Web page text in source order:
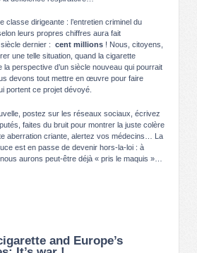
classe dirigeante : l’entretien criminel du
leurs propres chiffres aura fait
dernier : cent millions ! Nous, citoyens,
une telle situation, quand la cigarette
la perspective d’un siècle nouveau qui pourrait
devons tout mettre en œuvre pour faire
portent ce projet dévoyé.
postez sur les réseaux sociaux, écrivez
faites du bruit pour montrer la juste colère
aberration criante, alertez vos médecins… La
est en passe de devenir hors-la-loi : à
aurons peut-être déjà « pris le maquis »…
and Europe’s